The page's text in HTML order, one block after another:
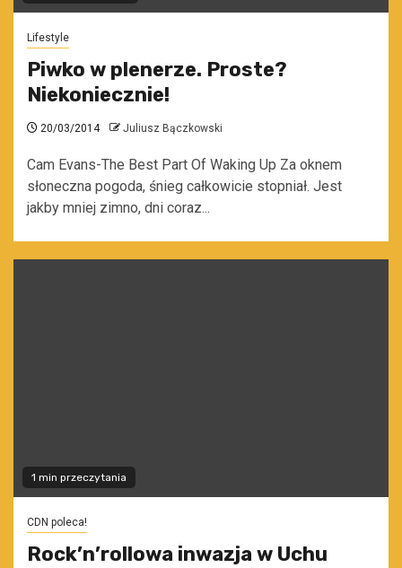
Lifestyle
Piwko w plenerze. Proste?
Niekoniecznie!
20/03/2014 Juliusz Bączkowski
Cam Evans-The Best Part Of Waking Up Za oknem
słoneczna pogoda, śnieg całkowicie stopniał. Jest
jakby mniej zimno, dni coraz...
1 min przeczytania
CDN poleca!
Rock’n’rollowa inwazja w Uchu